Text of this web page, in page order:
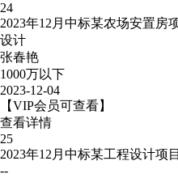
24
2023年12月中标某农场安置房
设计
张春艳
1000万以下
2023-12-04
【VIP会员可查看】
查看详情
25
2023年12月中标某工程设计项目
--